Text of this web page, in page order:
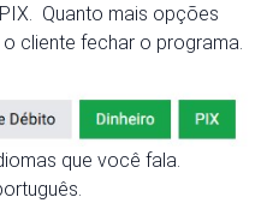
Quanto mais opções
cliente fechar o programa.
que você fala.